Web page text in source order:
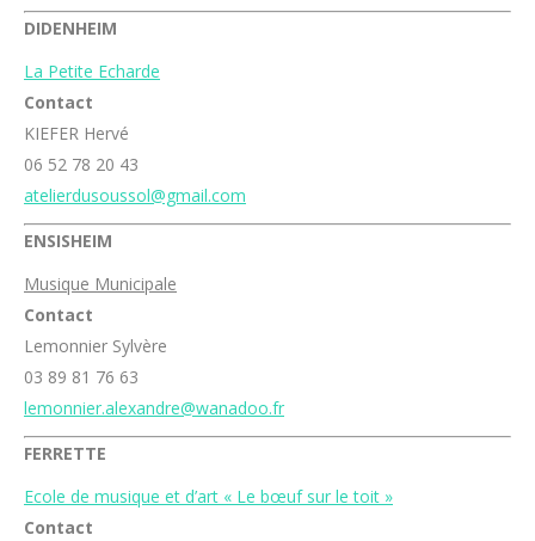
DIDENHEIM
La Petite Echarde
Contact
KIEFER Hervé
06 52 78 20 43
atelierdusoussol@gmail.com
ENSISHEIM
Musique Municipale
Contact
Lemonnier Sylvère
03 89 81 76 63
lemonnier.alexandre@wanadoo.fr
FERRETTE
Ecole de musique et d’art « Le bœuf sur le toit »
Contact